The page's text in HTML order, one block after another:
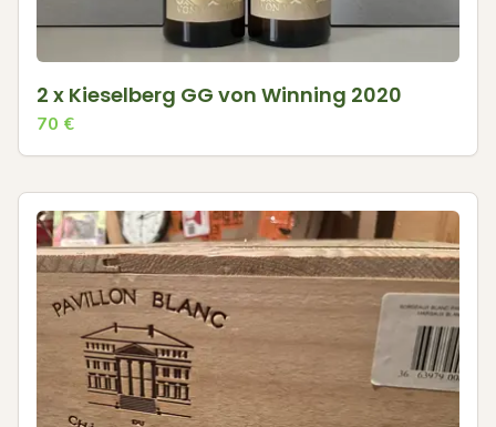
2 x Kieselberg GG von Winning 2020
70 €